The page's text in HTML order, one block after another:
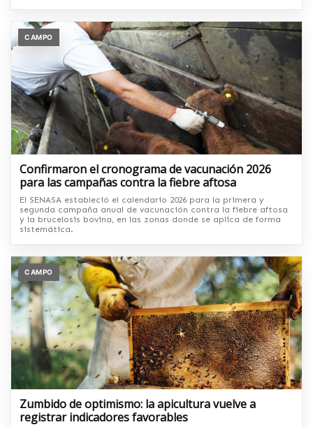
CAMPO
Confirmaron el cronograma de vacunación 2026
para las campañas contra la fiebre aftosa
El SENASA estableció el calendario 2026 para la primera y
segunda campaña anual de vacunación contra la fiebre aftosa
y la brucelosis bovina, en las zonas donde se aplica de forma
sistemática.
CAMPO
Zumbido de optimismo: la apicultura vuelve a
registrar indicadores favorables